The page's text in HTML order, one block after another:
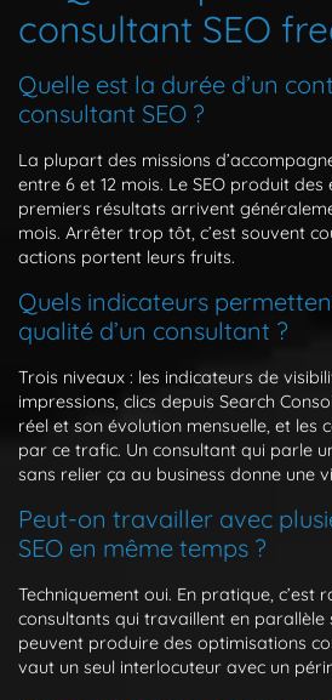
consultant SEO
Quelle est la durée d’un
consultant SEO ?
La plupart des missions
entre 6 et 12 mois. Le SEO produit
premiers résultats arrivent
mois. Arrêter trop tôt, c’est souvent
actions portent leurs fruits.
Quels indicateurs
qualité d’un consultant ?
Trois niveaux : les indicateurs de
impressions, clics depuis Search
réel et son évolution mensuelle, et les
par ce trafic. Un consultant qui parle
sans relier ça au business donne une
Peut-on travailler avec
SEO en même temps ?
Techniquement oui. En pratique, c’est
consultants qui travaillent en
peuvent produire des optimisations
vaut un seul interlocuteur avec un